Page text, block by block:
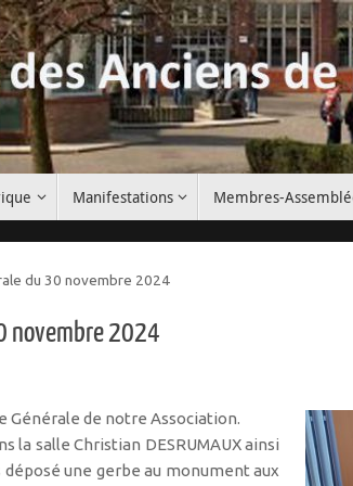
Manifestations Membres-
du 30 novembre 2024
novembre 2024
Générale de notre Association.
la salle Christian DESRUMAUX ainsi
une gerbe au monument aux